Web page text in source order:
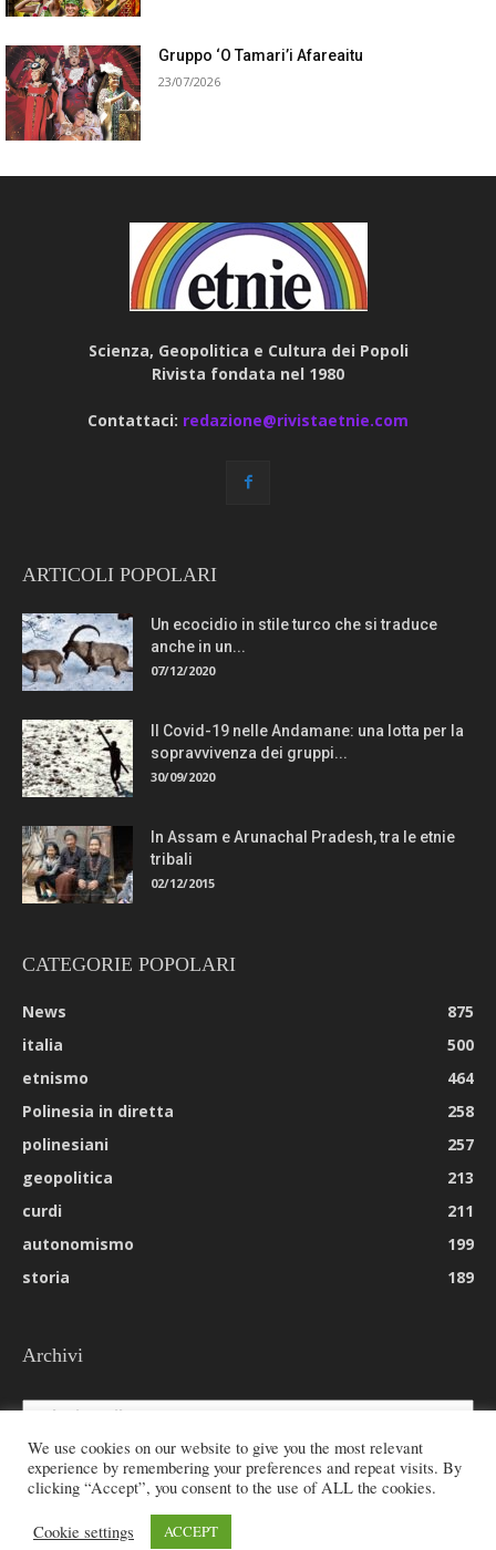
Gruppo ‘O Tamari’i Afareaitu
23/07/2026
Scienza, Geopolitica e Cultura dei Popoli
Rivista fondata nel 1980
Contattaci: redazione@rivistaetnie.com
ARTICOLI POPOLARI
Un ecocidio in stile turco che si traduce
anche in un...
07/12/2020
Il Covid-19 nelle Andamane: una lotta per la
sopravvivenza dei gruppi...
30/09/2020
In Assam e Arunachal Pradesh, tra le etnie
tribali
02/12/2015
CATEGORIE POPOLARI
News
875
italia
500
etnismo
464
Polinesia in diretta
258
polinesiani
257
geopolitica
213
curdi
211
autonomismo
199
storia
189
Archivi
Archivi
© 2026 All rights reserved - Etnie -
We use cookies on our website to give you the most relevant
experience by remembering your preferences and repeat visits. By
clicking “Accept”, you consent to the use of ALL the cookies.
Cookie settings ACCEPT